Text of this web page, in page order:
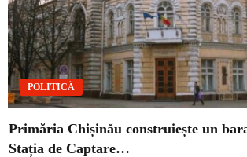
POLITICĂ
Primăria Chișinău construiește un
Stația de Captare…